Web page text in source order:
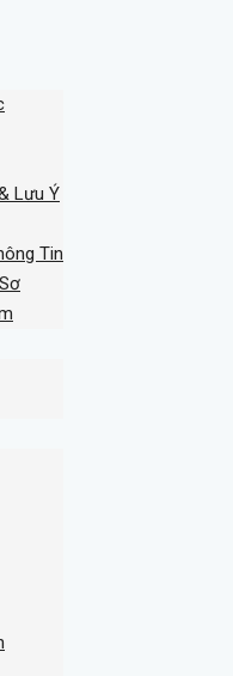
Lưu Ý
Tin